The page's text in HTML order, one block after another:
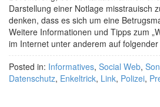
Darstellung einer Notlage misstrauisch
denken, dass es sich um eine
Weitere Informationen und Tipps zum
im Internet unter anderem auf
Posted in: Informatives, Social Web,
Datenschutz, Enkeltrick, Link, Polizei,